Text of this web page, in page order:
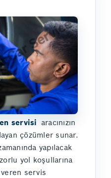
servisi aracınızın
çözümler sunar.
yapılacak
yol koşullarına
veren servis